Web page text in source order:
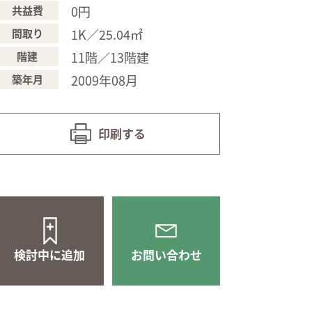
共益費 0円
間取り 1K／25.04㎡
階建 11階／13階建
築年月 2009年08月
印刷する
検討中に追加 お問い合わせ